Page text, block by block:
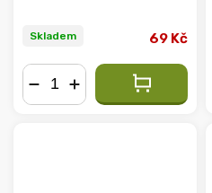
Skladem 69 Kč